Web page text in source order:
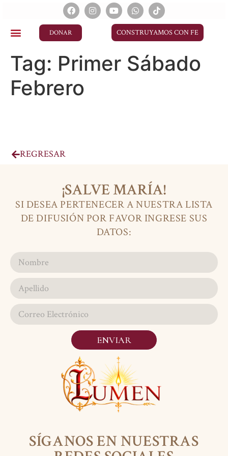
DONAR CONSTRUYAMOS CON FE
Tag: Primer Sábado
Febrero
REGRESAR
SÍGANOS EN NUESTRAS
¡SALVE MARÍA!
SI DESEA PERTENECER A NUESTRA LISTA
DE DIFUSIÓN POR FAVOR INGRESE SUS
DATOS:
ENVIAR